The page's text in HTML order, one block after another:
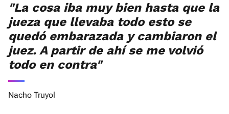
"La cosa iba muy bien hasta que la
jueza que llevaba todo esto se
quedó embarazada y cambiaron el
juez. A partir de ahí se me volvió
todo en contra"
Nacho Truyol